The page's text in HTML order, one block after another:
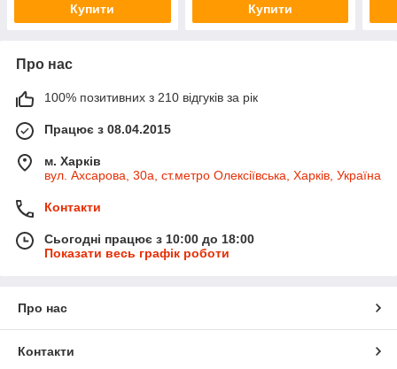
Купити Купити
Про нас
100% позитивних з 210 відгуків за рік
Працює з 08.04.2015
м. Харків
вул. Ахсарова, 30а, ст.метро Олексіївська, Харків, Україна
Контакти
Сьогодні працює з 10:00 до 18:00
Показати весь графік роботи
Про нас
Контакти